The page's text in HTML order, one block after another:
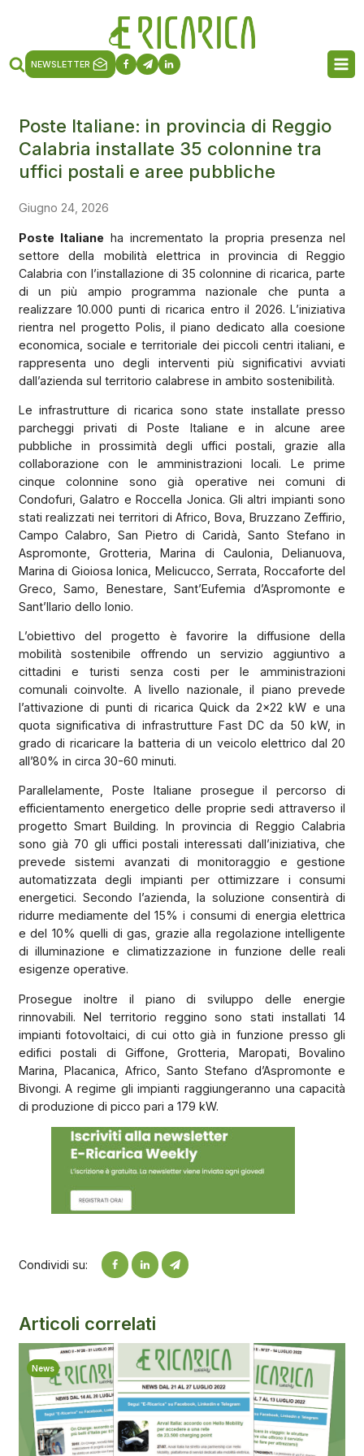
NEWSLETTER
Poste Italiane: in provincia di Reggio
Calabria installate 35 colonnine tra
uffici postali e aree pubbliche
Giugno 24, 2026
Poste Italiane ha incrementato la propria presenza nel
settore della mobilità elettrica in provincia di Reggio
Calabria con l’installazione di 35 colonnine di ricarica, parte
di un più ampio programma nazionale che punta a
realizzare 10.000 punti di ricarica entro il 2026. L’iniziativa
rientra nel progetto Polis, il piano dedicato alla coesione
economica, sociale e territoriale dei piccoli centri italiani, e
rappresenta uno degli interventi più significativi avviati
dall’azienda sul territorio calabrese in ambito sostenibilità.
Le infrastrutture di ricarica sono state installate presso
parcheggi privati di Poste Italiane e in alcune aree
pubbliche in prossimità degli uffici postali, grazie alla
collaborazione con le amministrazioni locali. Le prime
cinque colonnine sono già operative nei comuni di
Condofuri, Galatro e Roccella Jonica. Gli altri impianti sono
stati realizzati nei territori di Africo, Bova, Bruzzano Zeffirio,
Campo Calabro, San Pietro di Caridà, Santo Stefano in
Aspromonte, Grotteria, Marina di Caulonia, Delianuova,
Marina di Gioiosa Ionica, Melicucco, Serrata, Roccaforte del
Greco, Samo, Benestare, Sant’Eufemia d’Aspromonte e
Sant’Ilario dello Ionio.
L’obiettivo del progetto è favorire la diffusione della
mobilità sostenibile offrendo un servizio aggiuntivo a
cittadini e turisti senza costi per le amministrazioni
comunali coinvolte. A livello nazionale, il piano prevede
l’attivazione di punti di ricarica Quick da 2x22 kW e una
quota significativa di infrastrutture Fast DC da 50 kW, in
grado di ricaricare la batteria di un veicolo elettrico dal 20
all’80% in circa 30-60 minuti.
Parallelamente, Poste Italiane prosegue il percorso di
efficientamento energetico delle proprie sedi attraverso il
progetto Smart Building. In provincia di Reggio Calabria
sono già 70 gli uffici postali interessati dall’iniziativa, che
prevede sistemi avanzati di monitoraggio e gestione
automatizzata degli impianti per ottimizzare i consumi
energetici. Secondo l’azienda, la soluzione consentirà di
ridurre mediamente del 15% i consumi di energia elettrica
e del 10% quelli di gas, grazie alla regolazione intelligente
di illuminazione e climatizzazione in funzione delle reali
esigenze operative.
Prosegue inoltre il piano di sviluppo delle energie
rinnovabili. Nel territorio reggino sono stati installati 14
impianti fotovoltaici, di cui otto già in funzione presso gli
edifici postali di Giffone, Grotteria, Maropati, Bovalino
Marina, Placanica, Africo, Santo Stefano d’Aspromonte e
Bivongi. A regime gli impianti raggiungeranno una capacità
di produzione di picco pari a 179 kW.
Condividi su:
Articoli correlati
News